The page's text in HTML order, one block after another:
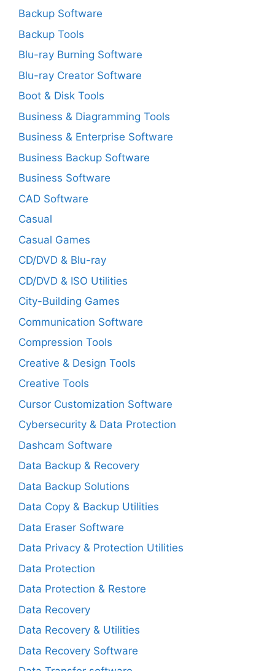
Backup Software
Backup Tools
Blu-ray Burning Software
Blu-ray Creator Software
Boot & Disk Tools
Business & Diagramming Tools
Business & Enterprise Software
Business Backup Software
Business Software
CAD Software
Casual
Casual Games
CD/DVD & Blu-ray
CD/DVD & ISO Utilities
City-Building Games
Communication Software
Compression Tools
Creative & Design Tools
Creative Tools
Cursor Customization Software
Cybersecurity & Data Protection
Dashcam Software
Data Backup & Recovery
Data Backup Solutions
Data Copy & Backup Utilities
Data Eraser Software
Data Privacy & Protection Utilities
Data Protection
Data Protection & Restore
Data Recovery
Data Recovery & Utilities
Data Recovery Software